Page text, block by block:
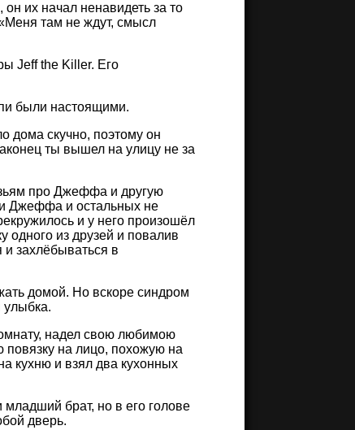
их начал ненавидеть за то
там не ждут, смысл
Jeff the Killer. Его
были настоящими.
дома скучно, поэтому он
ты вышел на улицу не за
про Джеффа и другую
и Джеффа и остальных не
и у него произошёл
одного из друзей и повалив
и захлёбываться в
домой. Но вскоре синдром
улыбка.
надел свою любимою
повязку на лицо, похожую на
кухню и взял два кухонных
младший брат, но в его голове
дверь.